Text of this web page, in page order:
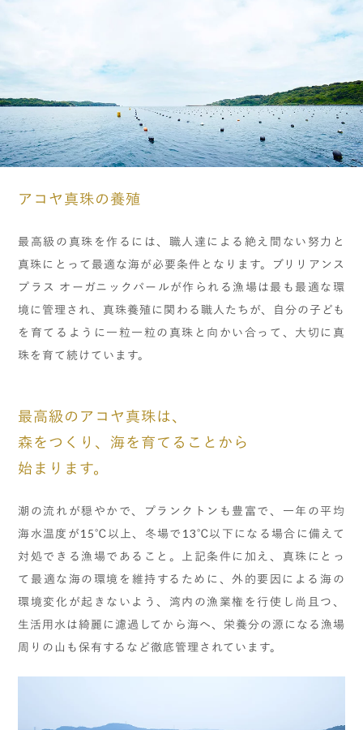
アコヤ真珠の養殖
最高級の真珠を作るには、職人達による絶え間ない努力と
真珠にとって最適な海が必要条件となります。ブリリアンス
プラス オーガニックパールが作られる漁場は最も最適な環
境に管理され、真珠養殖に関わる職人たちが、自分の子ども
を育てるように一粒一粒の真珠と向かい合って、大切に真
珠を育て続けています。
最高級のアコヤ真珠は、
森をつくり、海を育てることから
始まります。
潮の流れが穏やかで、プランクトンも豊富で、一年の平均
海水温度が15℃以上、冬場で13℃以下になる場合に備えて
対処できる漁場であること。上記条件に加え、真珠にとっ
て最適な海の環境を維持するために、外的要因による海の
環境変化が起きないよう、湾内の漁業権を行使し尚且つ、
生活用水は綺麗に濾過してから海へ、栄養分の源になる漁場
周りの山も保有するなど徹底管理されています。